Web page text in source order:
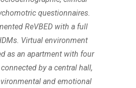
questionnaires.
ReVBED with a full
Virtual environment
as an apartment with four
by a central hall,
and emotional